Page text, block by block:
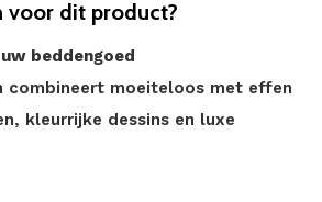
voor dit product?
beddengoed
combineert moeiteloos met effen
kleurrijke dessins en luxe